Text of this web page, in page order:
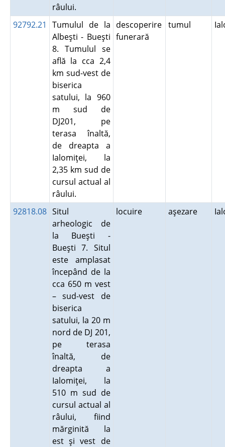
râului.
92792.21
Tumulul de la
Albeşti - Bueşti
8. Tumulul se
află la cca 2,4
km sud-vest de
biserica
satului, la 960
m sud de
DJ201, pe
terasa înaltă,
de dreapta a
Ialomiţei, la
2,35 km sud de
cursul actual al
râului.
descoperire
funerară
tumul
92818.08 Situl
arheologic de
la Bueşti -
Bueşti 7. Situl
este amplasat
începând de la
cca 650 m vest
– sud-vest de
biserica
satului, la 20 m
nord de DJ 201,
pe terasa
înaltă, de
dreapta a
Ialomiţei, la
510 m sud de
cursul actual al
râului, fiind
mărginită la
est şi vest de
locuire aşezare